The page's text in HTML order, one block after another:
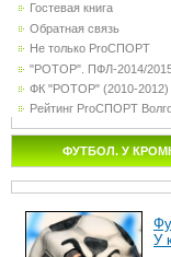
Гостевая книга
Обратная связь
Не только ProСПОРТ
"РОТОР". ПФЛ-2014/
ФК "РОТОР" (2010-2012)
Рейтинг ProСПОРТ
ФУТБОЛ. У
У